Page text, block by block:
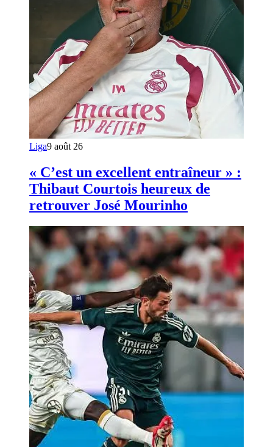
Liga9 août 26
« C’est un excellent entraîneur » :
Thibaut Courtois heureux de
retrouver José Mourinho